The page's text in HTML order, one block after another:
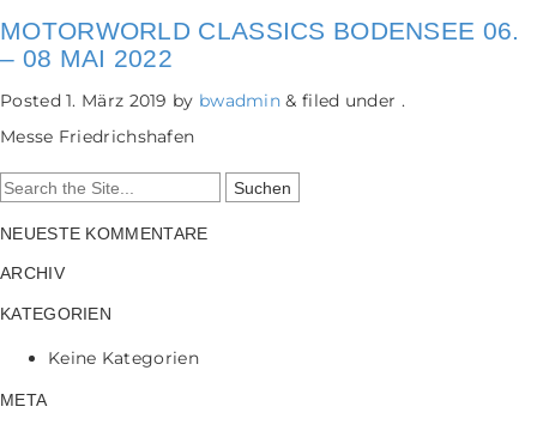
MOTORWORLD CLASSICS BODENSEE 06.
– 08 MAI 2022
Posted1. März 2019 by bwadmin & filed under .
Messe Friedrichshafen
Search
for:
NEUESTE KOMMENTARE
ARCHIV
KATEGORIEN
Keine Kategorien
META